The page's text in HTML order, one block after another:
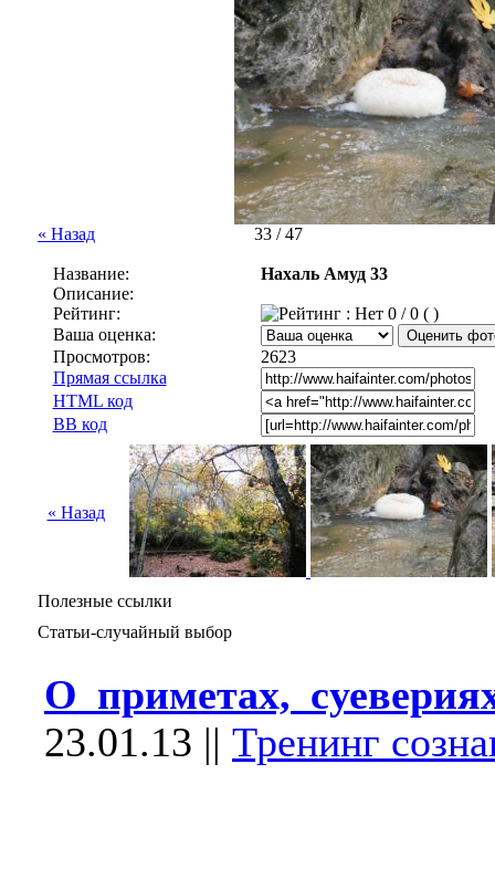
« Назад 33 / 47
Название:
Нахаль Амуд 33
Описание:
Рейтинг:
0 / 0 ( )
Ваша оценка:
Просмотров:
2623
Прямая ссылка
HTML код
BB код
« Назад
Полезные ссылки
Статьи-случайный выбор
О приметах,
23.01.13 || Тренинг